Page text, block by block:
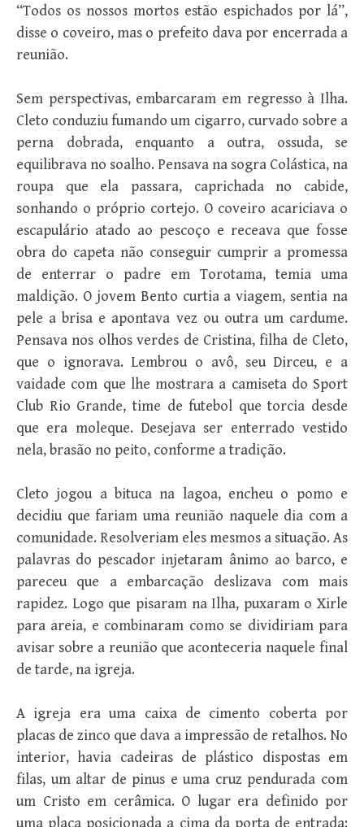
“Todos os nossos mortos estão espichados por lá”,
disse o coveiro, mas o prefeito dava por encerrada a
reunião.
Sem perspectivas, embarcaram em regresso à Ilha.
Cleto conduziu fumando um cigarro, curvado sobre a
perna dobrada, enquanto a outra, ossuda, se
equilibrava no soalho. Pensava na sogra Colástica, na
roupa que ela passara, caprichada no cabide,
sonhando o próprio cortejo. O coveiro acariciava o
escapulário atado ao pescoço e receava que fosse
obra do capeta não conseguir cumprir a promessa
de enterrar o padre em Torotama, temia uma
maldição. O jovem Bento curtia a viagem, sentia na
pele a brisa e apontava vez ou outra um cardume.
Pensava nos olhos verdes de Cristina, filha de Cleto,
que o ignorava. Lembrou o avô, seu Dirceu, e a
vaidade com que lhe mostrara a camiseta do Sport
Club Rio Grande, time de futebol que torcia desde
que era moleque. Desejava ser enterrado vestido
nela, brasão no peito, conforme a tradição.
Cleto jogou a bituca na lagoa, encheu o pomo e
decidiu que fariam uma reunião naquele dia com a
comunidade. Resolveriam eles mesmos a situação. As
palavras do pescador injetaram ânimo ao barco, e
pareceu que a embarcação deslizava com mais
rapidez. Logo que pisaram na Ilha, puxaram o Xirle
para areia, e combinaram como se dividiriam para
avisar sobre a reunião que aconteceria naquele final
de tarde, na igreja.
A igreja era uma caixa de cimento coberta por
placas de zinco que dava a impressão de retalhos. No
interior, havia cadeiras de plástico dispostas em
filas, um altar de pinus e uma cruz pendurada com
um Cristo em cerâmica. O lugar era definido por